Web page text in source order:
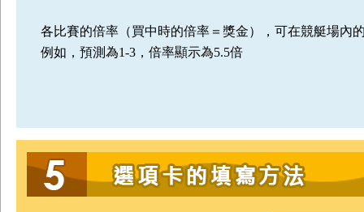
各比賽的倍率（買中時的倍率＝獎金），可在競艇場內
例如，預測為1-3，倍率顯示為5.5倍